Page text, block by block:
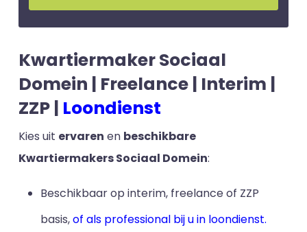
Kwartiermaker Sociaal
Domein | Freelance | Interim |
ZZP | Loondienst
Kies uit ervaren en beschikbare
Kwartiermakers Sociaal Domein:
Beschikbaar op interim, freelance of ZZP
basis,of als professional bij u in loondienst.